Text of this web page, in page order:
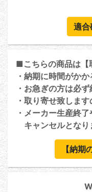
適合
■こちらの商品は【
・納期に時間がかか
・お急ぎの方は必
・取り寄せ致しま
・メーカー生産終
キャンセルとなり
【納期